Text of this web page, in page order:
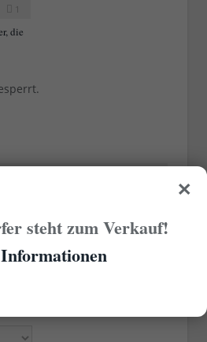
1
die
×
steht zum Verkauf!